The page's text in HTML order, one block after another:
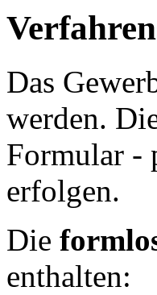
Das
werden.
Formular -
erfolgen.
Die
enthalten: